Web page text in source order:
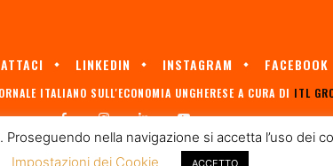
LINKEDIN INSTAGRAM FACEBOOK
ITALIANO SULL'ECONOMIA UNGHERESE A CURA DI ITL
nella navigazione si accetta l’uso dei
Impostazioni dei Cookie
ACCETTO